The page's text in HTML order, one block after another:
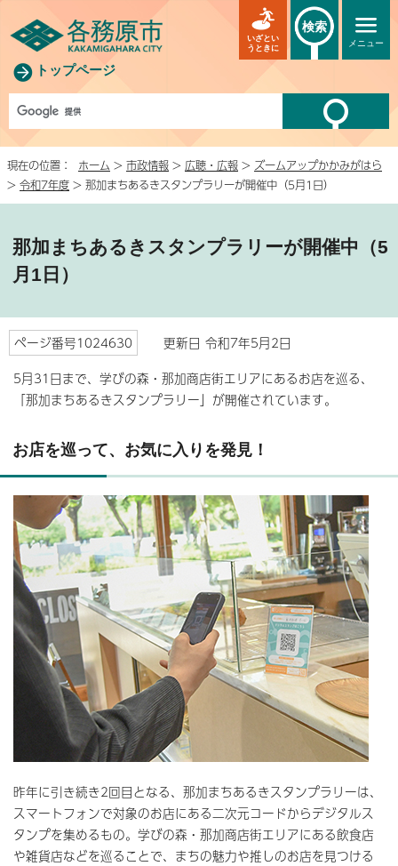
トップページ
メニュー
いざとい
うときに
検索
現在の位置： ホーム > 市政情報 > 広聴・広報 > ズームアップかかみがはら
> 令和7年度 > 那加まちあるきスタンプラリーが開催中（5月1日）
那加まちあるきスタンプラリーが開催中（5
月1日）
ページ番号1024630
更新日 令和7年5月2日
5月31日まで、学びの森・那加商店街エリアにあるお店を巡る、
「那加まちあるきスタンプラリー」が開催されています。
お店を巡って、お気に入りを発見！
昨年に引き続き2回目となる、那加まちあるきスタンプラリーは、
スマートフォンで対象のお店にある二次元コードからデジタルス
タンプを集めるもの。学びの森・那加商店街エリアにある飲食店
や雑貨店などを巡ることで、まちの魅力や推しのお店を見つける